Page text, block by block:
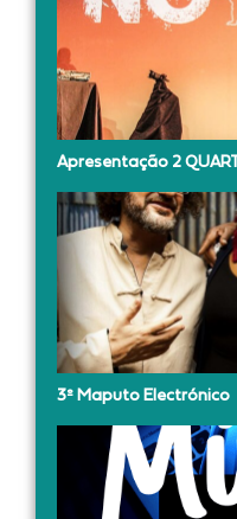
Apresentação 2
3º Maputo Electrónico